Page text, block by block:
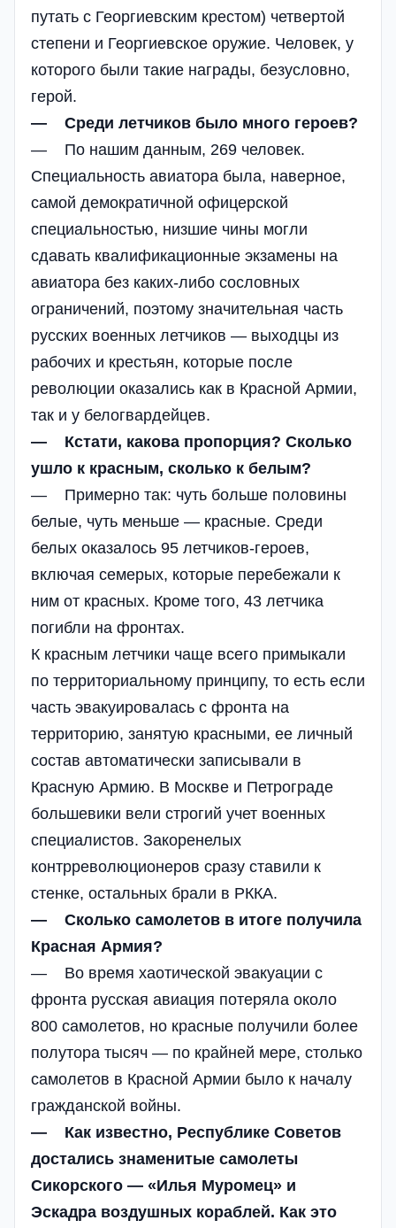
путать с Георгиевским крестом) четвертой
степени и Георгиевское оружие. Человек, у
которого были такие награды, безусловно,
герой.
— Среди летчиков было много героев?
— По нашим данным, 269 человек.
Специальность авиатора была, наверное,
самой демократичной офицерской
специальностью, низшие чины могли
сдавать квалификационные экзамены на
авиатора без каких-либо сословных
ограничений, поэтому значительная часть
русских военных летчиков — выходцы из
рабочих и крестьян, которые после
революции оказались как в Красной Армии,
так и у белогвардейцев.
— Кстати, какова пропорция? Сколько
ушло к красным, сколько к белым?
— Примерно так: чуть больше половины
белые, чуть меньше — красные. Среди
белых оказалось 95 летчиков-героев,
включая семерых, которые перебежали к
ним от красных. Кроме того, 43 летчика
погибли на фронтах.
К красным летчики чаще всего примыкали
по территориальному принципу, то есть если
часть эвакуировалась с фронта на
территорию, занятую красными, ее личный
состав автоматически записывали в
Красную Армию. В Москве и Петрограде
большевики вели строгий учет военных
специалистов. Закоренелых
контрреволюционеров сразу ставили к
стенке, остальных брали в РККА.
— Сколько самолетов в итоге получила
Красная Армия?
— Во время хаотической эвакуации с
фронта русская авиация потеряла около
800 самолетов, но красные получили более
полутора тысяч — по крайней мере, столько
самолетов в Красной Армии было к началу
гражданской войны.
— Как известно, Республике Советов
достались знаменитые самолеты
Сикорского — «Илья Муромец» и
Эскадра воздушных кораблей. Как это